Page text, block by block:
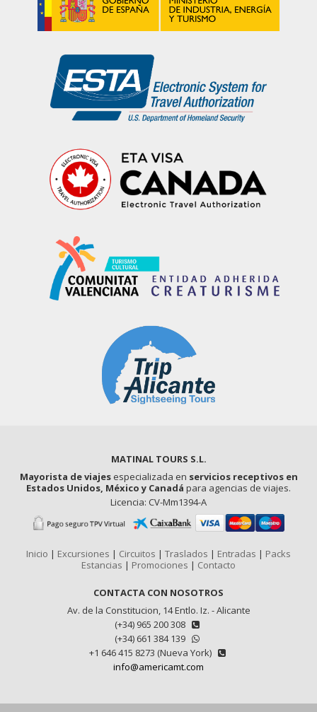
MATINAL TOURS S.L.
Mayorista de viajesespecializada en servicios receptivos en
Estados Unidos, México y Canadá para agencias de viajes.
Licencia: CV-Mm1394-A
Inicio | Excursiones | Circuitos | Traslados | Entradas | Packs
Estancias | Promociones | Contacto
CONTACTA CON NOSOTROS
Av. de la Constitucion, 14 Entlo. Iz. - Alicante
(+34) 965 200 308
(+34) 661 384 139
+1 646 415 8273 (Nueva York)
info@americamt.com